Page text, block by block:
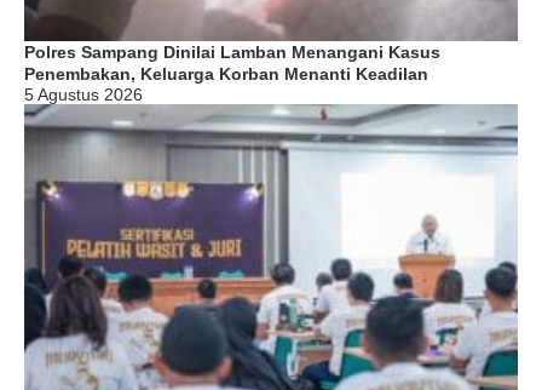
Polres Sampang Dinilai Lamban Menangani Kasus
Penembakan, Keluarga Korban Menanti Keadilan
5 Agustus 2026